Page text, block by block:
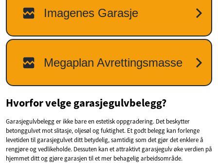
Hvorfor velge garasjegulvbelegg?
Garasjegulvbelegg er ikke bare en estetisk oppgradering. Det beskytter
betonggulvet mot slitasje, oljesøl og fuktighet. Et godt belegg kan forlenge
levetiden til garasjegulvet ditt betydelig, samtidig som det gjør det enklere å
rengjøre og vedlikeholde. Dessuten kan et attraktivt garasjegulv øke verdien på
hjemmet ditt og gjøre garasjen til et mer behagelig arbeidsområde.